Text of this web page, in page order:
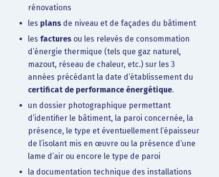
rénovations
les plansde niveau et de façades du bâtiment
les facturesou les relevés de consommation
d’énergie thermique (tels que gaz naturel,
mazout, réseau de chaleur, etc.) sur les 3
années précédant la date d’établissement du
certificat de performance énergétique.
un dossier photographique permettant
d’identifier le bâtiment, la paroi concernée, la
présence, le type et éventuellement l’épaisseur
de l’isolant mis en œuvre ou la présence d’une
lame d’air ou encore le type de paroi
la documentation technique des installations